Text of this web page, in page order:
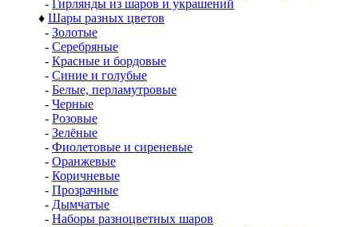
- Гирлянды из шаров и украшений
♦ Шары разных цветов
- Золотые
- Серебряные
- Красные и бордовые
- Синие и голубые
- Белые, перламутровые
- Черные
- Розовые
- Зелёные
- Фиолетовые и сиреневые
- Оранжевые
- Коричневые
- Прозрачные
- Дымчатые
- Наборы разноцветных шаров